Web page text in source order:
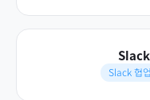
Slack
Slack 협